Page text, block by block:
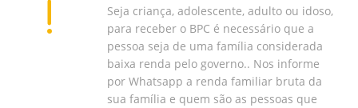
Seja criança, adolescente, adulto ou idoso,
para receber o BPC é necessário que a
pessoa seja de uma família considerada
baixa renda pelo governo.. Nos informe
por Whatsapp a renda familiar bruta da
sua família e quem são as pessoas que